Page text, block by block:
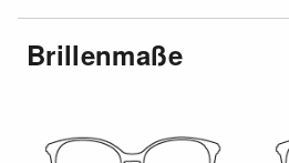
Brillenmaße